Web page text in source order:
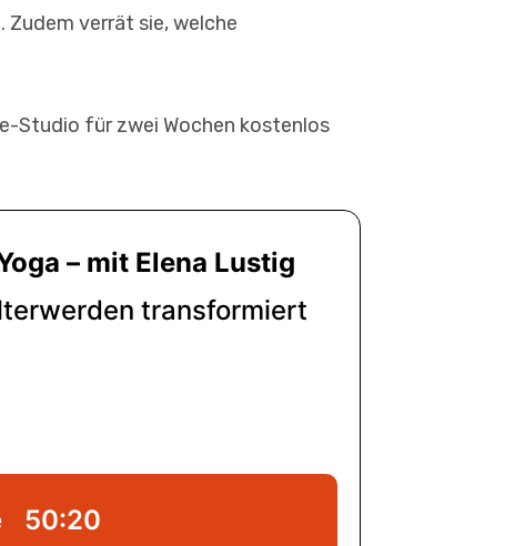
verrät sie, welche
Studio für zwei Wochen kostenlos